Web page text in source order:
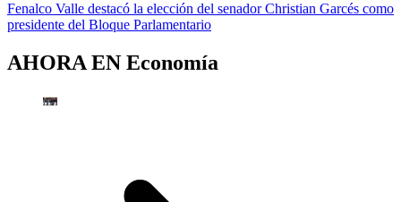
Fenalco Valle destacó la elección del senador Christian Garcés como
presidente del Bloque Parlamentario
AHORA EN Economía